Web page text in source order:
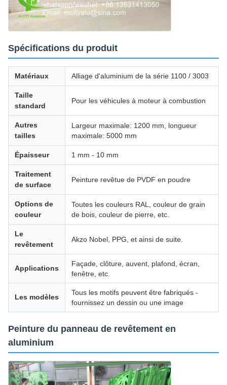
Spécifications du produit
Matériaux Alliage d'aluminium de la série 1100 / 3003
Taille
standard
Pour les véhicules à moteur à combustion
Autres
tailles
Largeur maximale: 1200 mm, longueur
maximale: 5000 mm
Épaisseur 1 mm - 10 mm
Traitement
de surface
Peinture revêtue de PVDF en poudre
Options de
couleur
Toutes les couleurs RAL, couleur de grain
de bois, couleur de pierre, etc.
Le
revêtement
Akzo Nobel, PPG, et ainsi de suite.
Applications
Façade, clôture, auvent, plafond, écran,
fenêtre, etc.
Les modèles
Tous les motifs peuvent être fabriqués -
fournissez un dessin ou une image
Peinture du panneau de revêtement en
aluminium